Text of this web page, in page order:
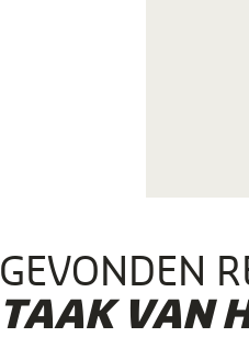
GEVONDEN
TAAK VAN